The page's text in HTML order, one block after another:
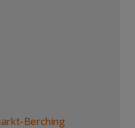
Berching